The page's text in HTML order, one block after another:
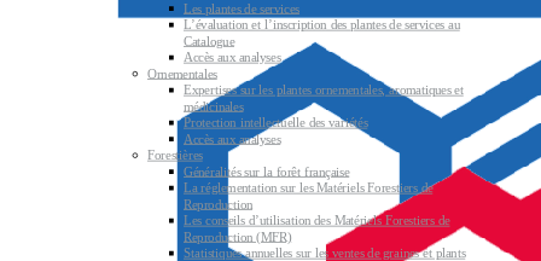
Les plantes de services
L’évaluation et l’inscription des plantes de services au
Catalogue
Accès aux analyses
Ornementales
Expertises sur les plantes ornementales, aromatiques et
médicinales
Protection intellectuelle des variétés
Accès aux analyses
Forestières
Généralités sur la forêt française
La réglementation sur les Matériels Forestiers de
Reproduction
Les conseils d’utilisation des Matériels Forestiers de
Reproduction (MFR)
Statistiques annuelles sur les ventes de graines et plants